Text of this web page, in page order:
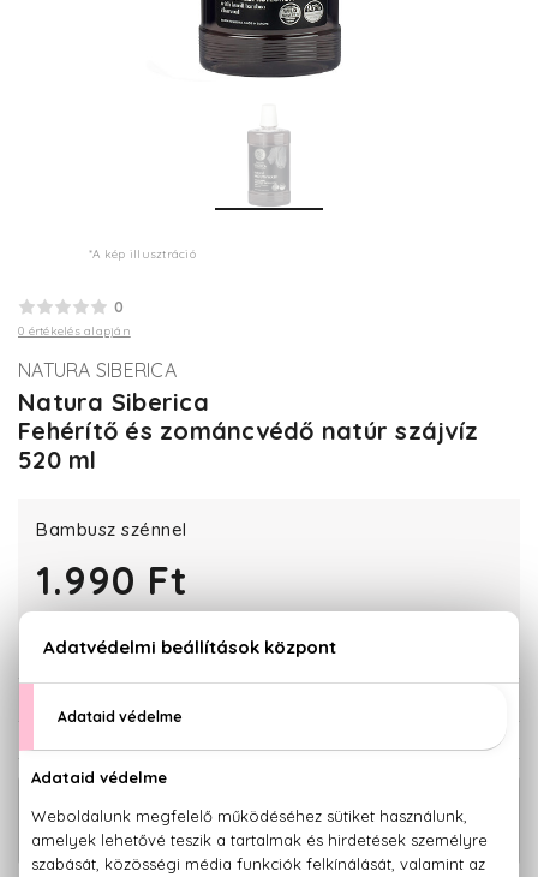
*A kép illusztráció
0
0 értékelés alapján
NATURA SIBERICA
Natura Siberica
Fehérítő és zománcvédő natúr szájvíz
520 ml
Bambusz szénnel
1.990 Ft
Natura Siberica Fog- és ínyerősítő
natúr szájvíz 520 ml
1.990 Ft